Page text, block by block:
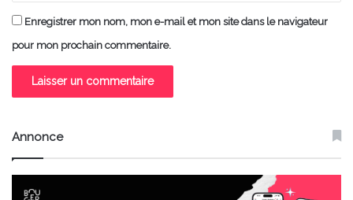
Enregistrer mon nom, mon e-mail et mon site dans le navigateur
pour mon prochain commentaire.
Annonce